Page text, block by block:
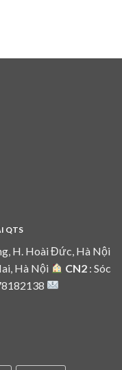
QTS
H. Hoài Đức, Hà Nội
Hà Nội CN2 : Sóc